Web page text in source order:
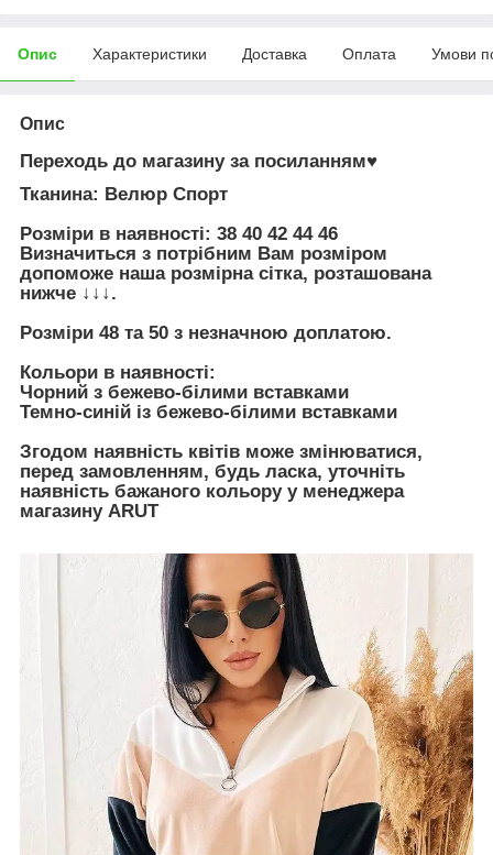
Опис Характеристики Доставка Оплата Умови
Опис
Переходь до магазину за посиланням♥
Тканина: Велюр Спорт
Розміри в наявності: 38 40 42 44 46
Визначиться з потрібним Вам розміром
допоможе наша розмірна сітка, розташована
нижче ↓↓↓.
Розміри 48 та 50 з незначною доплатою.
Кольори в наявності:
Чорний з бежево-білими вставками
Темно-синій із бежево-білими вставками
Згодом наявність квітів може змінюватися,
перед замовленням, будь ласка, уточніть
наявність бажаного кольору у менеджера
магазину ARUT